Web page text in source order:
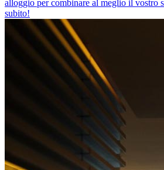
alloggio per combinare al meglio il vostro
subito!